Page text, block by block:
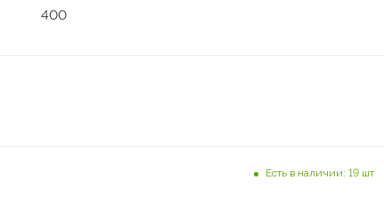
400
Есть в наличии: 19 шт